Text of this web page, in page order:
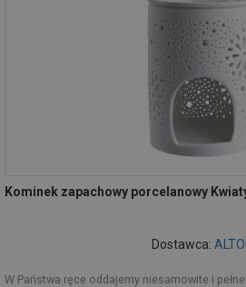
Kominek zapachowy porcelanowy
Dostawca:
W Państwa ręce oddajemy niesamowite i